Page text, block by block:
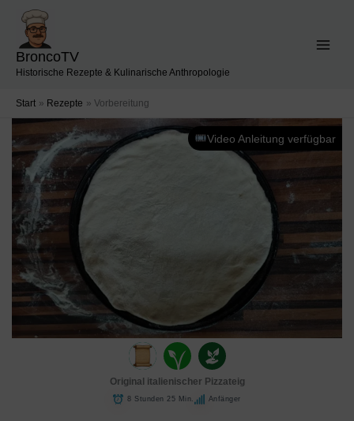
Inhalt
springen
BroncoTV
Historische Rezepte & Kulinarische Anthropologie
Start Rezepte Vorbereitung
Video Anleitung verfügbar
Original italienischer Pizzateig
8 Stunden 25 Min. Anfänger